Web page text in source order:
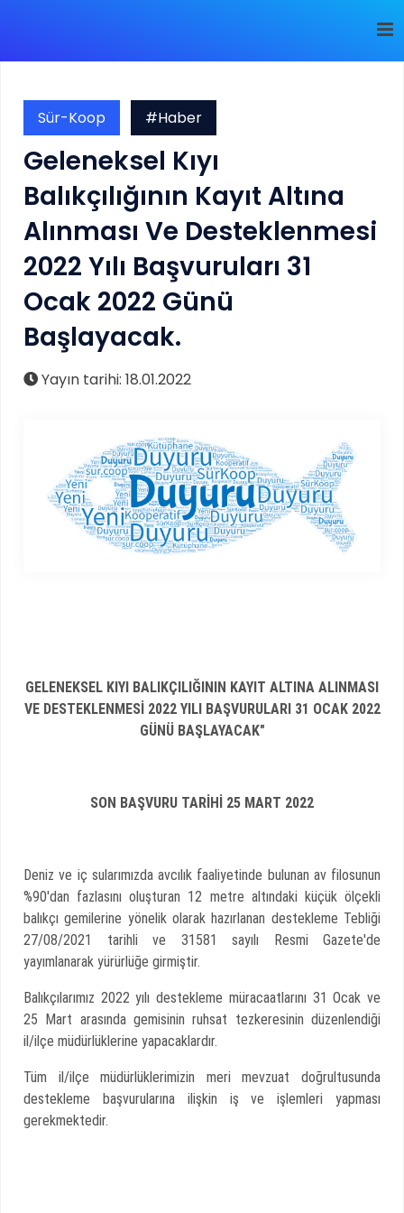
Sür-Koop #Haber
Geleneksel Kıyı
Balıkçılığının Kayıt Altına
Alınması Ve Desteklenmesi
2022 Yılı Başvuruları 31
Ocak 2022 Günü
Başlayacak.
Yayın tarihi: 18.01.2022
GELENEKSEL KIYI BALIKÇILIĞININ KAYIT ALTINA ALINMASI
VE DESTEKLENMESİ 2022 YILI BAŞVURULARI 31 OCAK 2022
GÜNÜ BAŞLAYACAK"
SON BAŞVURU TARİHİ 25 MART 2022
Deniz ve iç sularımızda avcılık faaliyetinde bulunan av filosunun
%90'dan fazlasını oluşturan 12 metre altındaki küçük ölçekli
balıkçı gemilerine yönelik olarak hazırlanan destekleme Tebliği
27/08/2021 tarihli ve 31581 sayılı Resmi Gazete'de
yayımlanarak yürürlüğe girmiştir.
Balıkçılarımız 2022 yılı destekleme müracaatlarını 31 Ocak ve
25 Mart arasında gemisinin ruhsat tezkeresinin düzenlendiği
il/ilçe müdürlüklerine yapacaklardır.
Tüm il/ilçe müdürlüklerimizin meri mevzuat doğrultusunda
destekleme başvurularına ilişkin iş ve işlemleri yapması
gerekmektedir.